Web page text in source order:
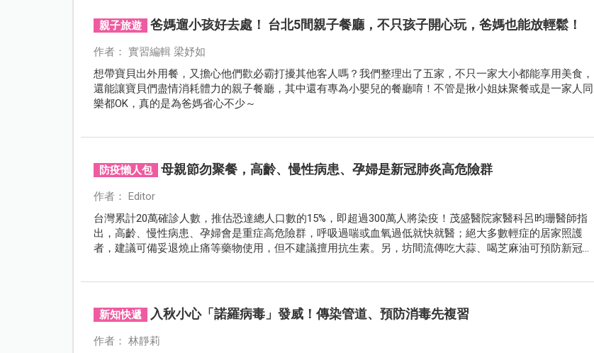
親子旅遊 爸媽遛小孩好去處！ 台北5間親子餐廳，不只孩子開心玩，爸媽也能放輕鬆！
作者： 實習編輯 梁妤如
想帶寶貝出外用餐，又擔心他們歡必霸打擾其他客人嗎？我們整理出了五家，不只一家大小都能享用美食，
還能讓寶貝們盡情消耗體力的親子餐廳，其中還有專為小嬰兒的餐廳唷！不管是揪小姐妹聚餐或是一家人同
樂都OK，真的是為爸媽省心不少～
防疫懶人包 母親節勿聚餐，高齡、慢性病患、孕婦是新冠肺炎高危險群
作者： Editor
台灣累計20萬確診人數，推估恐達總人口數的15%，即超過300萬人將染疫！茂盛醫院家醫科呂昀珊醫師指
出，高齡、慢性病患、孕婦會是重症高危險群，呼吸過喘或血氧過低就快就醫；絕大多數輕症的居家照護
者，建議可備妥退燒止痛等藥物使用，但不建議擅用抗生素。另，坊間流傳吃大蒜、喝芝麻油可預防新冠病
新知快遞 入秋小心「諾羅病毒」發威！傳染管道、預防消毒先複習
作者： 林靜莉